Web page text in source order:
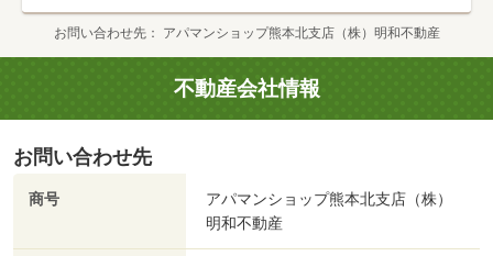
お問い合わせ先 アパマンショップ熊本北支店（株）明和不動産
不動産会社情報
お問い合わせ先
商号
アパマンショップ熊本北支店（株）
明和不動産